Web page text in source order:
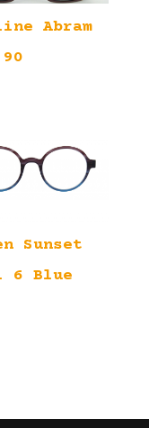
Abram
Sunset
6 Blue